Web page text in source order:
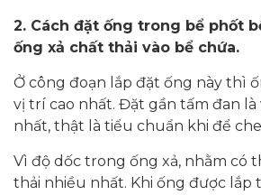
2. Cách đặt ống trong bể phốt
ống xả chất thải vào bể chứa.
Ở công đoạn lắp đặt ống này thì
vị trí cao nhất. Đặt gần tấm đan
nhất, thật là tiểu chuẩn khi để
Vì độ dốc trong ống xả, nhằm có
thải nhiều nhất. Khi ống được lắp